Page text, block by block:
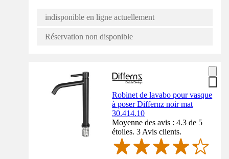
indisponible en ligne actuellement
Réservation non disponible
Robinet de lavabo pour vasque
à poser Differnz noir mat
30.414.10
Moyenne des avis : 4.3 de 5
étoiles. 3 Avis clients.